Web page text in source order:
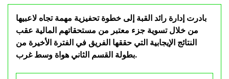
بادرت إدارة رائد القبة إلى خطوة تحفيزية مهمة تجاه لاعبيها
من خلال تسوية جزء معتبر من مستحقاتهم المالية عقب
النتائج الإيجابية التي حققها الفريق في الفترة الأخيرة من
بطولة القسم الثاني هواة وسط غرب.